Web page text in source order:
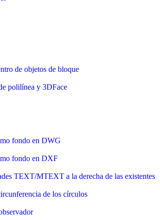
de objetos de bloque
polilínea y 3DFace
fondo en DWG
fondo en DXF
TEXT/MTEXT a la derecha de las existentes
de los círculos